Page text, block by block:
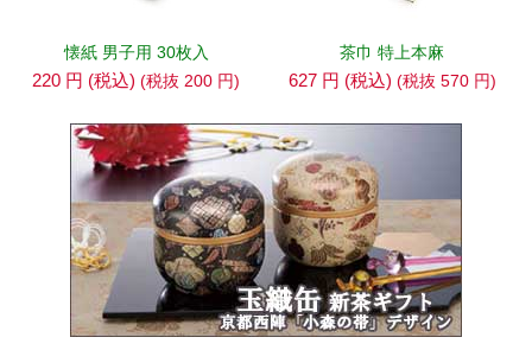
懐紙 男子用 30枚入
220 円 (税込) (税抜 200 円)
茶巾 特上本麻
627 円 (税込) (税抜 570 円)